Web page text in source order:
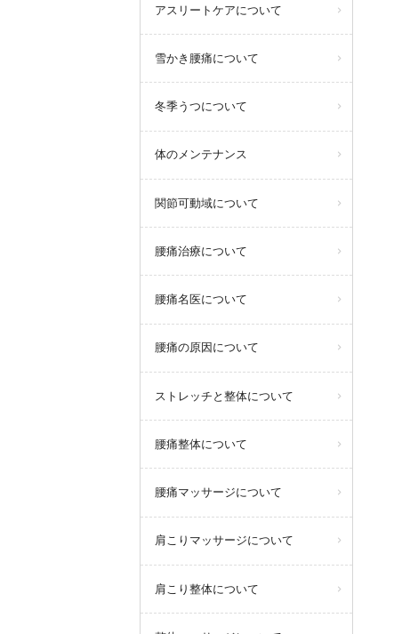
アスリートケアについて
雪かき腰痛について
冬季うつについて
体のメンテナンス
関節可動域について
腰痛治療について
腰痛名医について
腰痛の原因について
ストレッチと整体について
腰痛整体について
腰痛マッサージについて
肩こりマッサージについて
肩こり整体について